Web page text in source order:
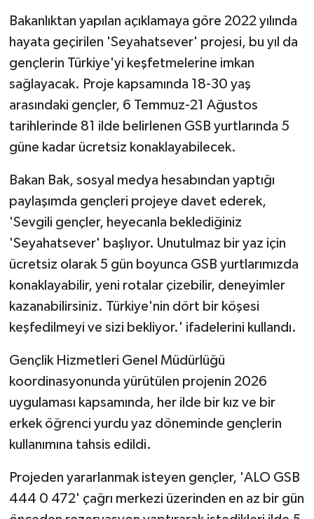
Bakanlıktan yapılan açıklamaya göre 2022 yılında
hayata geçirilen 'Seyahatsever' projesi, bu yıl da
gençlerin Türkiye'yi keşfetmelerine imkan
sağlayacak. Proje kapsamında 18-30 yaş
arasındaki gençler, 6 Temmuz-21 Ağustos
tarihlerinde 81 ilde belirlenen GSB yurtlarında 5
güne kadar ücretsiz konaklayabilecek.
Bakan Bak, sosyal medya hesabından yaptığı
paylaşımda gençleri projeye davet ederek,
'Sevgili gençler, heyecanla beklediğiniz
'Seyahatsever' başlıyor. Unutulmaz bir yaz için
ücretsiz olarak 5 gün boyunca GSB yurtlarımızda
konaklayabilir, yeni rotalar çizebilir, deneyimler
kazanabilirsiniz. Türkiye'nin dört bir köşesi
keşfedilmeyi ve sizi bekliyor.' ifadelerini kullandı.
Gençlik Hizmetleri Genel Müdürlüğü
koordinasyonunda yürütülen projenin 2026
uygulaması kapsamında, her ilde bir kız ve bir
erkek öğrenci yurdu yaz döneminde gençlerin
kullanımına tahsis edildi.
Projeden yararlanmak isteyen gençler, 'ALO GSB
444 0 472' çağrı merkezi üzerinden en az bir gün